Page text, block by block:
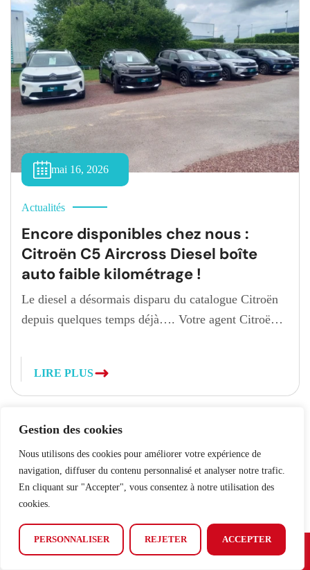
Gestion des cookies
Nous utilisons des cookies pour améliorer votre expérience de
navigation, diffuser du contenu personnalisé et analyser notre trafic.
En cliquant sur "Accepter", vous consentez à notre utilisation des
cookies.
PERSONNALISER REJETER ACCEPTER
[…]
mai 16, 2026
Actualités
Encore disponibles chez nous :
Citroën C5 Aircross Diesel boîte
auto faible kilométrage !
Le diesel a désormais disparu du catalogue Citroën
depuis quelques temps déjà…. Votre agent Citroën
EAT8, rapidement disponibles. Nos véhicules :
Année 2025
Faible kilométrage (moins de 10 000
malus […]
LIRE PLUS
Cliquez ici pour voir